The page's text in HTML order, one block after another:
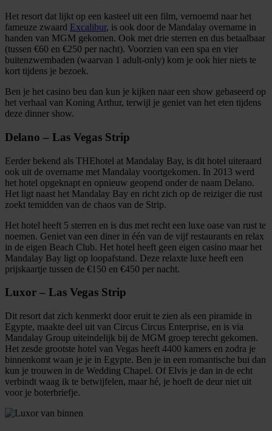
Het resort dat lijkt op een kasteel uit een film, vernoemd naar het
fameuze zwaard Excalibur, is ook door de Mandalay overname in
handen van MGM gekomen. Ook met drie sterren en dus betaalbaar
(tussen €60 en €250 per nacht). Voorzien van een spa en vier
buitenzwembaden (waarvan 1 adult-only) kom je ook hier niets te
kort tijdens je bezoek.
Ben je het casino beu dan kun je kijken naar een show gebaseerd op
het verhaal van Koning Arthur, terwijl je geniet van het eten tijdens
deze dinner show.
Delano – Las Vegas Strip
Eerder bekend als THEhotel at Mandalay Bay, is dit hotel uiteraard
ook uit de overname met Mandalay voortgekomen. In 2013 werd
het hotel opgeknapt en opnieuw geopend onder de naam Delano.
Het ligt naast het Mandalay Bay en richt zich op de reiziger die rust
zoekt temidden van de chaos van de Strip.
Het hotel heeft 5 sterren en is dus met recht een luxe oase van rust te
noemen. Geniet van een diner in één van de vijf restaurants en relax
in de eigen Beach Club. Het hotel heeft geen eigen casino maar het
Mandalay Bay ligt op loopafstand. Deze relaxte luxe heeft een
prijskaartje tussen de €150 en €450 per nacht.
Luxor – Las Vegas Strip
Dit resort dat zich kenmerkt door eruit te zien als een piramide in
Egypte, maakte deel uit van Circus Circus Enterprise, en is via
Mandalay Group uiteindelijk bij de MGM groep terecht gekomen.
Het zesde grootste hotel van Vegas heeft 4400 kamers en zodra je
binnenkomt waan je je in Egypte. Ben je in een romantische bui dan
kun je trouwen in de Wedding Chapel. Of Elvis je dan in de echt
verbindt waag ik te betwijfelen, maar hé, je hoeft de deur niet uit
voor je boterbriefje.